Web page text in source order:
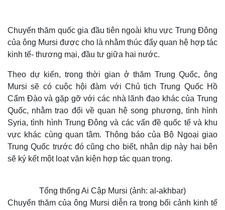
Chuyến thăm quốc gia đầu tiên ngoài khu vực Trung Đông
của ông Mursi được cho là nhằm thúc đẩy quan hệ hợp tác
kinh tế- thương mại, đầu tư giữa hai nước.
Theo dự kiến, trong thời gian ở thăm Trung Quốc, ông
Mursi sẽ có cuộc hội đàm với Chủ tịch Trung Quốc Hồ
Cẩm Đào và gặp gỡ với các nhà lãnh đạo khác của Trung
Quốc, nhằm trao đổi về quan hệ song phương, tình hình
Syria, tình hình Trung Đông và các vấn đề quốc tế và khu
vực khác cùng quan tâm. Thông báo của Bộ Ngoại giao
Trung Quốc trước đó cũng cho biết, nhân dịp này hai bên
sẽ ký kết một loạt văn kiện hợp tác quan trọng.
Tổng thống Ai Cập Mursi (ảnh: al-akhbar)
Chuyến thăm của ông Mursi diễn ra trong bối cảnh kinh tế